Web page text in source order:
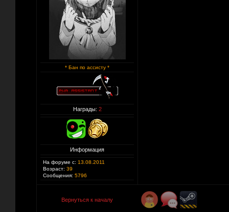
* Бан по ассисту *
Награды: 2
Информация
На форуме с: 13.08.2011
Возраст: 39
Сообщения: 5796
Вернуться к началу